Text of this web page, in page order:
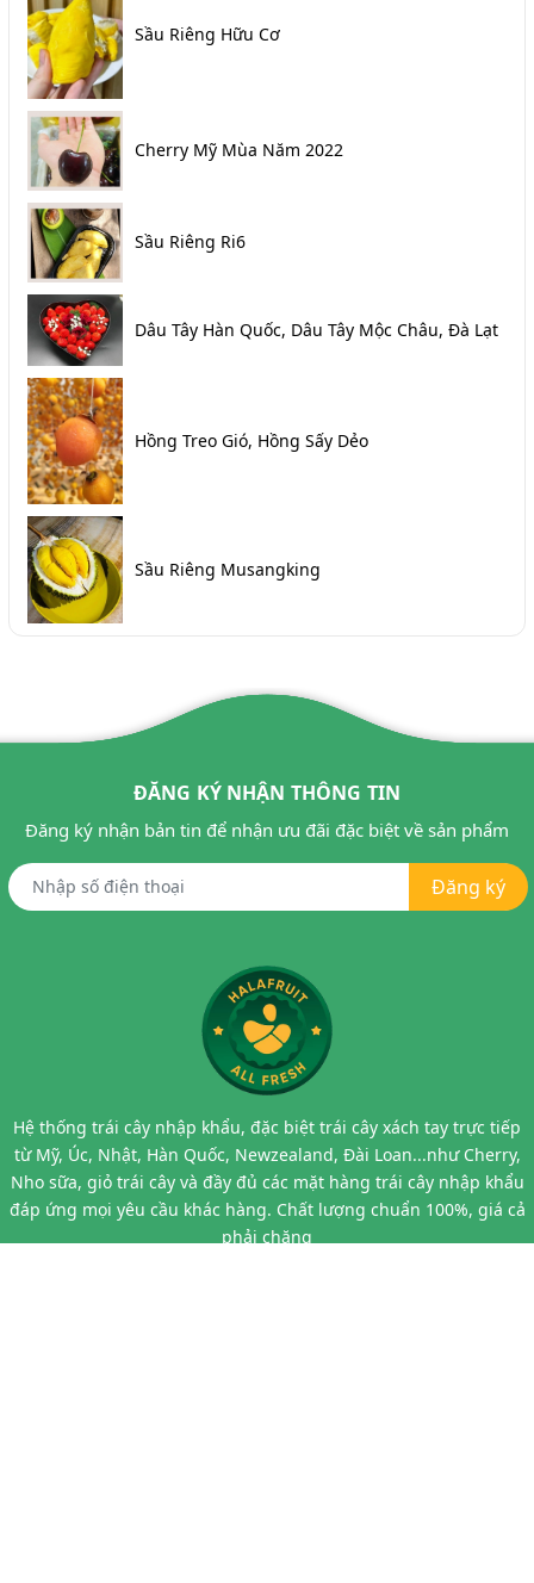
Sầu Riêng Hữu Cơ
Cherry Mỹ Mùa Năm 2022
Sầu Riêng Ri6
Dâu Tây Hàn Quốc, Dâu Tây Mộc Châu, Đà Lạt
Hồng Treo Gió, Hồng Sấy Dẻo
Sầu Riêng Musangking
ĐĂNG KÝ NHẬN THÔNG TIN
Đăng ký nhận bản tin để nhận ưu đãi đặc biệt về sản phẩm
Đăng ký
Hệ thống trái cây nhập khẩu, đặc biệt trái cây xách tay trực tiếp
từ Mỹ, Úc, Nhật, Hàn Quốc, Newzealand, Đài Loan...như Cherry,
Nho sữa, giỏ trái cây và đầy đủ các mặt hàng trái cây nhập khẩu
đáp ứng mọi yêu cầu khác hàng. Chất lượng chuẩn 100%, giá cả
phải chăng